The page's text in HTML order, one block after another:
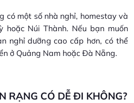
có một số nhà nghỉ, homestay và
hoặc Núi Thành. Nếu bạn muốn
nghỉ dưỡng cao cấp hơn, có thể
ở Quảng Nam hoặc Đà Nẵng.
RẠNG CÓ DỄ ĐI KHÔNG?